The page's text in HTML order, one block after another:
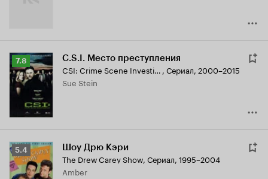
Рейтинг
Кинопоиска
7.8
7.8 C.S.I. Место преступления
CSI: Crime Scene Investigation , Сериал, 2000–2015
Sue Stein
Рейтинг
Кинопоиска
5.4
5.4 Шоу Дрю Кэри
The Drew Carey Show, Сериал, 1995–2004
Amber